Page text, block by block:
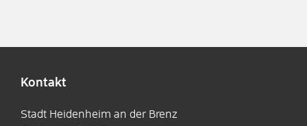
Kontakt
Stadt Heidenheim an der Brenz